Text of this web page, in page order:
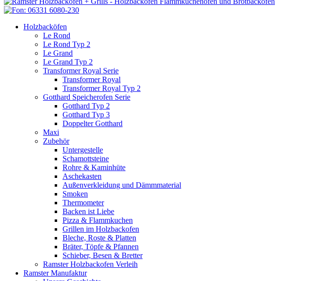
Holzbacköfen
Le Rond
Le Rond Typ 2
Le Grand
Le Grand Typ 2
Transformer Royal Serie
Transformer Royal
Transformer Royal Typ 2
Gotthard Speicherofen Serie
Gotthard Typ 2
Gotthard Typ 3
Doppelter Gotthard
Maxi
Zubehör
Untergestelle
Schamottsteine
Rohre & Kaminhüte
Aschekasten
Außenverkleidung und Dämmmaterial
Smoken
Thermometer
Backen ist Liebe
Pizza & Flammkuchen
Grillen im Holzbackofen
Bleche, Roste & Platten
Bräter, Töpfe & Pfannen
Schieber, Besen & Bretter
Ramster Holzbackofen Verleih
Ramster Manufaktur